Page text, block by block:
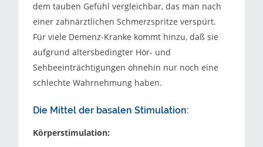
dem tauben Gefühl vergleichbar, das man nach
einer zahnärztlichen Schmerzspritze verspürt.
Für viele Demenz-Kranke kommt hinzu, daß sie
aufgrund altersbedingter Hör- und
Sehbeeinträchtigungen ohnehin nur noch eine
schlechte Wahrnehmung haben.
Die Mittel der basalen Stimulation:
Körperstimulation: